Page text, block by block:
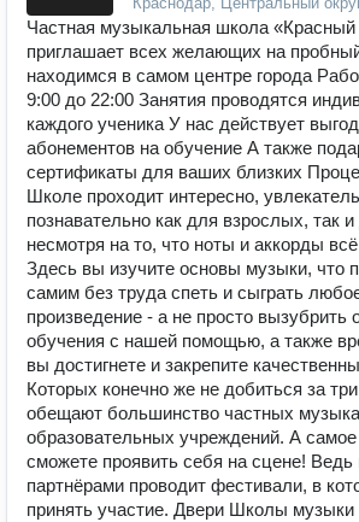
Частная музыкальная школа
приглашает всех желающих на
находимся в самом центре города
9:00 до 22:00 Занятия проводятся
каждого ученика У нас действует
абонементов на обучение А также
сертификаты для ваших близких
Школе проходит интересно,
познавательно как для взрослых, так
несмотря на то, что ноты и аккорды
Здесь вы изучите основы музыки, что
самим без труда спеть и сыграть
произведение - а не просто вызубрить
обучения с нашей помощью, а также
вы достигнете и закрепите
Которых конечно же не добиться за
обещают большинство частных
образовательных учреждений. А самое
сможете проявить себя на сцене!
партнёрами проводит фестивали, в
принять участие. Двери Школы